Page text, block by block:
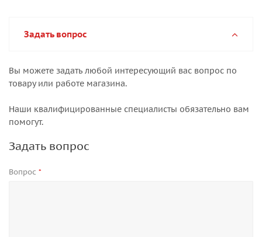
Задать вопрос
Вы можете задать любой интересующий вас вопрос по
товару или работе магазина.
Наши квалифицированные специалисты обязательно вам
помогут.
Задать вопрос
Вопрос *